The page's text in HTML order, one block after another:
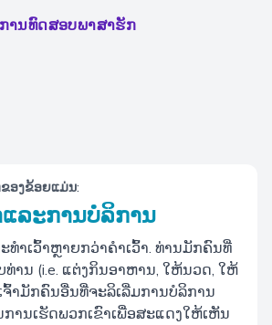
ການທົດສອບພາສາຮັກ
ອງຂ້ອຍແມ່ນ:
ລະການບໍລິການ
ທໍາເວົ້າຫຼາຍກວ່າຄໍາເວົ້າ. ທ່ານມັກຄົນທີ່
ທ່ານ (i.e. ແຕ່ງກິນອາຫານ, ໃຫ້ນວດ, ໃຫ້
ຈົ້າມັກຄົນອື່ນທີ່ຈະລິເລີ່ມການບໍລິການ
ານເຮັດພວກເຂົາເພື່ອສະແດງໃຫ້ເຫັນ